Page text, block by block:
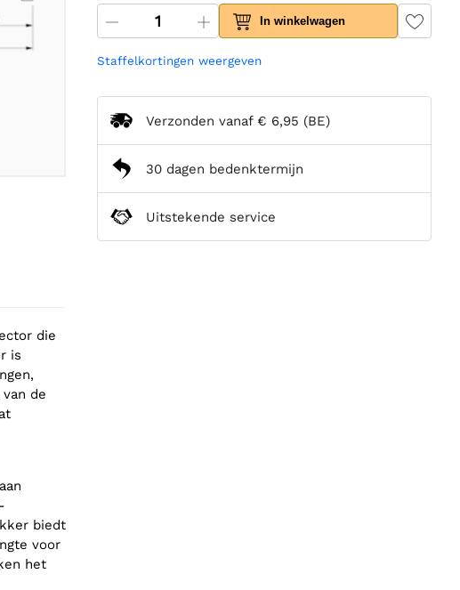
die
is
de
biedt
voor
het
In winkelwagen
Staffelkortingen weergeven
Verzonden vanaf € 6,95 (BE)
30 dagen bedenktermijn
Uitstekende service